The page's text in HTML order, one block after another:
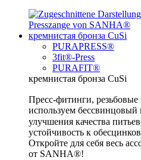
кремнистая бронза CuSi
PURAPRESS®
3fit®-Press
PURAFIT®
кремнистая бронза CuSi
Пресс-фитинги,
используем
улучшения качества
устойчивость к
Откройте для себя весь
от SANHA®!